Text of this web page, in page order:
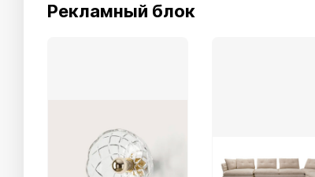
Рекламный блок